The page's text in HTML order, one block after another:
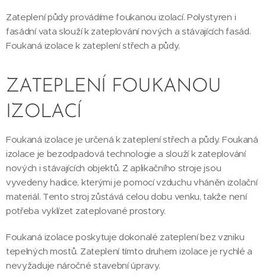
Zateplení půdy provádíme foukanou izolací. Polystyren i
fasádní vata slouží k zateplování nových a stávajících fasád.
Foukaná izolace k zateplení střech a půdy.
ZATEPLENÍ FOUKANOU
IZOLACÍ
Foukaná izolace je určená k zateplení střech a půdy. Foukaná
izolace je bezodpadová technologie a slouží k zateplování
nových i stávajících objektů. Z aplikačního stroje jsou
vyvedeny hadice, kterými je pomocí vzduchu vháněn izolační
materiál. Tento stroj zůstává celou dobu venku, takže není
potřeba vyklízet zateplované prostory.
Foukaná izolace poskytuje dokonalé zateplení bez vzniku
tepelných mostů. Zateplení tímto druhem izolace je rychlé a
nevyžaduje náročné stavební úpravy.